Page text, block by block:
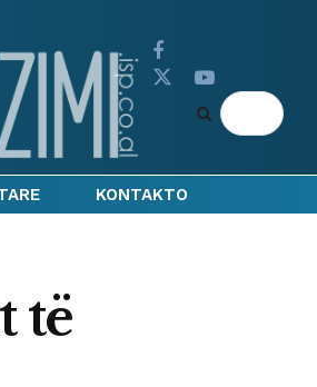
KONTAKTO
të